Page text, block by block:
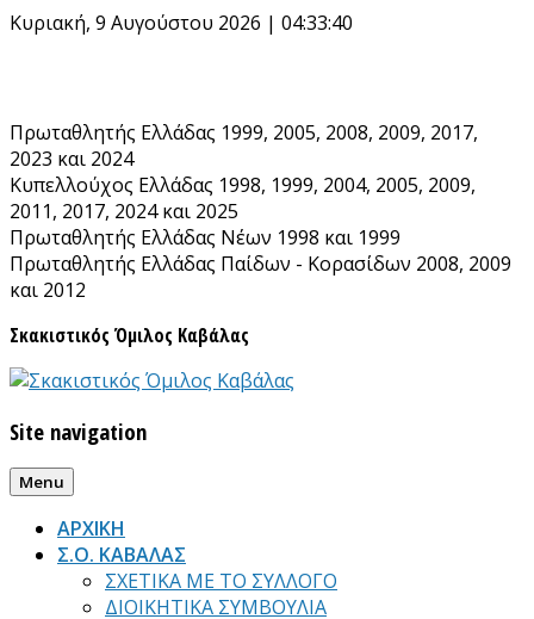
Skip
Κυριακή, 9 Αυγούστου 2026 | 04:33:42
Πρωταθλητής Ελλάδας 1999, 2005, 2008, 2009, 2017,
2023 και 2024
Κυπελλούχος Ελλάδας 1998, 1999, 2004, 2005, 2009,
2011, 2017, 2024 και 2025
Πρωταθλητής Ελλάδας Νέων 1998 και 1999
Πρωταθλητής Ελλάδας Παίδων - Κορασίδων 2008, 2009
και 2012
Σκακιστικός Όμιλος Καβάλας
Site navigation
Menu
ΑΡΧΙΚΗ
Σ.Ο. ΚΑΒΑΛΑΣ
ΣΧΕΤΙΚΑ ΜΕ ΤΟ ΣΥΛΛΟΓΟ
ΔΙΟΙΚΗΤΙΚΑ ΣΥΜΒΟΥΛΙΑ